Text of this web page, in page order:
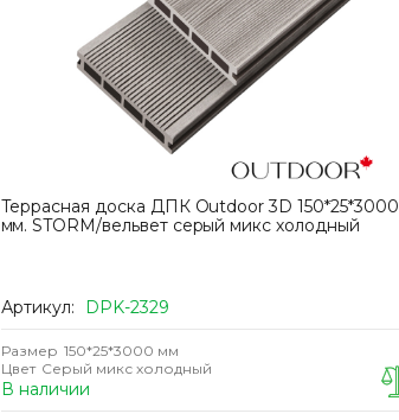
Террасная доска ДПК Outdoor 3D 150*25*3000
мм. STORM/вельвет серый микс холодный
Артикул: DPK-2329
Размер 150*25*3000 мм
Цвет Серый микс холодный
В наличии